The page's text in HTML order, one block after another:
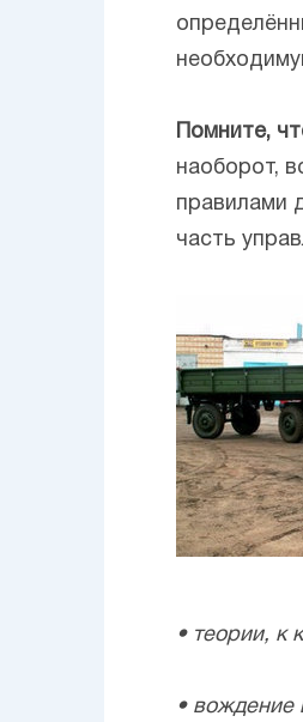
Помните,
наоборот,
правилами
часть
• теории, к
• вождение